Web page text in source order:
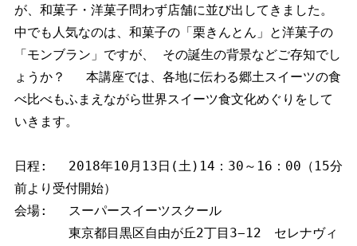
が、和菓子・洋菓子問わず店舗に並び出してきました。
中でも人気なのは、和菓子の「栗きんとん」と洋菓子の
「モンブラン」ですが、 その誕生の背景などご存知でし
ょうか？ 　本講座では、各地に伝わる郷土スイーツの食
べ比べもふまえながら世界スイーツ食文化めぐりをして
いきます。
日程: 　2018年10月13日(土)14：30～16：00（15分
前より受付開始）
会場: 　スーパースイーツスクール
東京都目黒区自由が丘2丁目3−12　セレナヴィ